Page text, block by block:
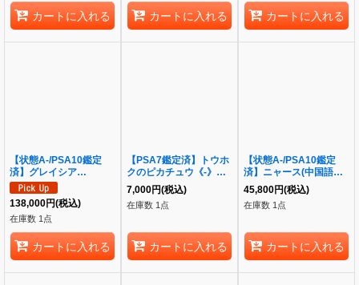
カートに入れる カートに入れる カートに入れる
【状態A-/PSA10鑑定
済】グレイシア
EX《SR》{079/078}[そ
の他]
138,000円(税込)
在庫数 1点
カートに入れる
【PSA7鑑定済】トウホ
クのピカチュウ《-》
{260/SV-P}[-]
7,000円(税込)
在庫数 1点
カートに入れる
【状態A-/PSA10鑑定
済】ニャース(中国語版)
【AR】{0207/07}《-》
{0207/07}[-]
45,800円(税込)
在庫数 1点
カートに入れる